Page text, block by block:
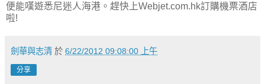
便能嘆遊悉尼迷人海港。趕快上Webjet.com.hk訂購機票酒店
啦!
劍華與志清 於 6/22/2012 09:08:00 上午
分享